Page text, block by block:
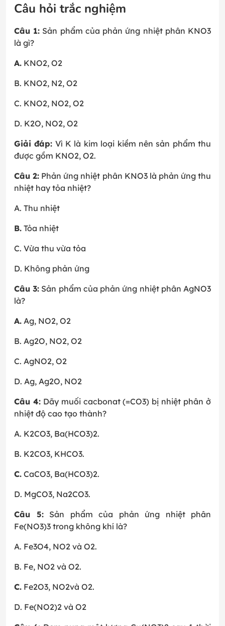
Câu hỏi trắc nghiệm
Câu 1: Sản phẩm của phản ứng nhiệt phân KNO3
là gì?
A. KNO2, O2
B. KNO2, N2, O2
C. KNO2, NO2, O2
D. K2O, NO2, O2
Giải đáp: Vì K là kim loại kiềm nên sản phẩm thu
được gồm KNO2, O2.
Câu 2: Phản ứng nhiệt phân KNO3 là phản ứng thu
nhiệt hay tỏa nhiệt?
A. Thu nhiệt
B. Tỏa nhiệt
C. Vừa thu vừa tỏa
D. Không phản ứng
Câu 3: Sản phẩm của phản ứng nhiệt phân AgNO3
là?
A. Ag, NO2, O2
B. Ag2O, NO2, O2
C. AgNO2, O2
D. Ag, Ag2O, NO2
Câu 4:Dãy muối cacbonat (=CO3) bị nhiệt phân ở
nhiệt độ cao tạo thành?
A. K2CO3, Ba(HCO3)2.
B. K2CO3, KHCO3.
C. CaCO3, Ba(HCO3)2.
D. MgCO3, Na2CO3.
Câu 5:Sản phẩm của phản ứng nhiệt phân
Fe(NO3)3 trong không khí là?
A. Fe3O4, NO2 và O2.
B. Fe, NO2 và O2.
C. Fe2O3, NO2và O2.
D. Fe(NO2)2 và O2